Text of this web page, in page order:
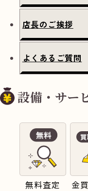
店長のご挨拶
よくあるご質問
設備・サー
無料査定 金